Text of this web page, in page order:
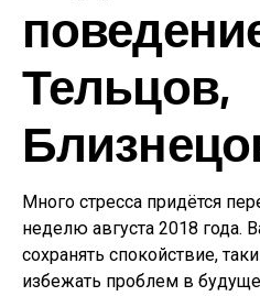
Тельцов,
Много стресса придётся
неделю августа 2018 года.
сохранять спокойствие,
избежать проблем в